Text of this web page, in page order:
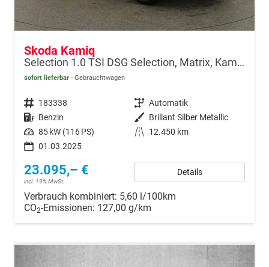
Skoda Kamiq
Selection 1.0 TSI DSG Selection, Matrix, Kamera, Winter, 16-Zoll, 4-J Garantie
sofort lieferbar Gebrauchtwagen
Fahrzeugnr. 183338 Getriebe Automatik
Kraftstoff Benzin Außenfarbe Brillant Silber Metallic
Leistung 85 kW (116 PS) Kilometerstand
12.450 km
01.03.2025
23.095,– €
incl. 19% MwSt.
Details
Verbrauch kombiniert: 5,60 l/100km
CO2-Emissionen: 127,00 g/km